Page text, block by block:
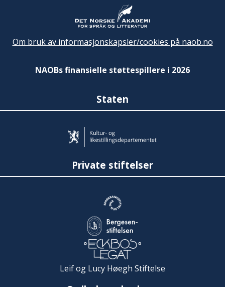
Om bruk av informasjonskapsler/cookies på naob.no
NAOBs finansielle støttespillere i 2026
Staten
Private stiftelser
Leif og Lucy Høegh Stiftelse